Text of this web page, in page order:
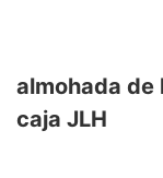
almohada de
caja JLH